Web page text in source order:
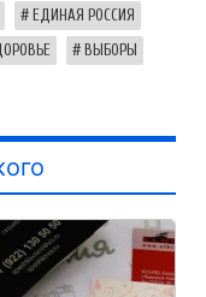
ЕДИНАЯ РОССИЯ
ВЫБОРЫ